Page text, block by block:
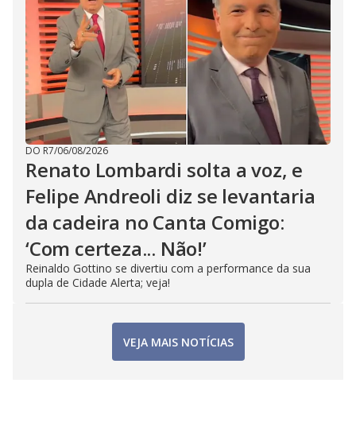
DO R7/06/08/2026
Renato Lombardi solta a voz, e
Felipe Andreoli diz se levantaria
da cadeira no Canta Comigo:
‘Com certeza... Não!’
Reinaldo Gottino se divertiu com a performance da sua
dupla de Cidade Alerta; veja!
VEJA MAIS NOTÍCIAS